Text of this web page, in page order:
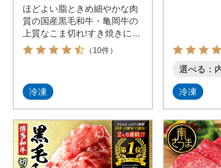
ほどよい脂ときめ細やかな肉
質の国産黒毛和牛・亀岡牛の
上質なこま切れ!すき焼きにも
どうぞ。
（10件）
冷凍
選べる：
冷凍